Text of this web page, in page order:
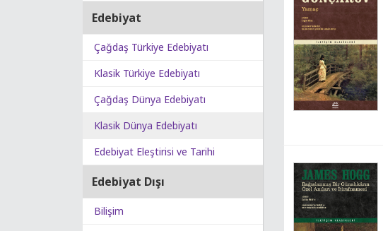
Edebiyat
Çağdaş Türkiye Edebiyatı
Klasik Türkiye Edebiyatı
Çağdaş Dünya Edebiyatı
Klasik Dünya Edebiyatı
Edebiyat Eleştirisi ve Tarihi
Edebiyat Dışı
Bilişim